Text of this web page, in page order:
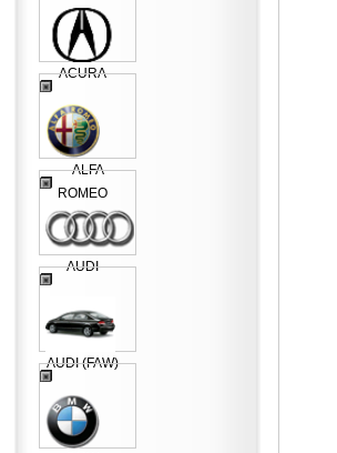
ACURA
ALFA
ROMEO
AUDI
AUDI (FAW)